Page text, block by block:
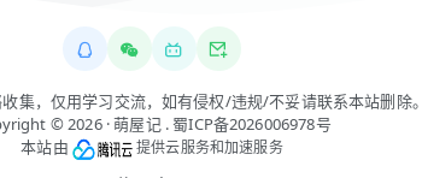
集，仅用学习交流，如有侵权/违规/不妥请联系本站删除
© 2026 ·萌屋记. 蜀ICP备2026006978号
本站由
提供云服务和加速服务